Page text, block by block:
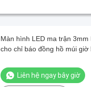
Màn hình LED ma trận 3mm
cho chỉ báo đồng hồ múi giờ
Liên hệ ngay bây giờ